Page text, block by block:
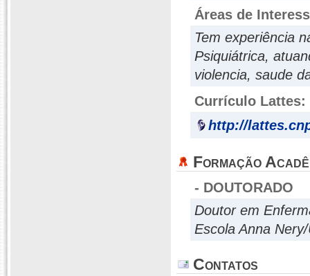
Áreas de
Tem experiência
Psiquiátrica,
violencia, saude
Currículo Lattes:
http://
Formação
- DOUTORADO
Doutor em
Escola Anna
Contatos